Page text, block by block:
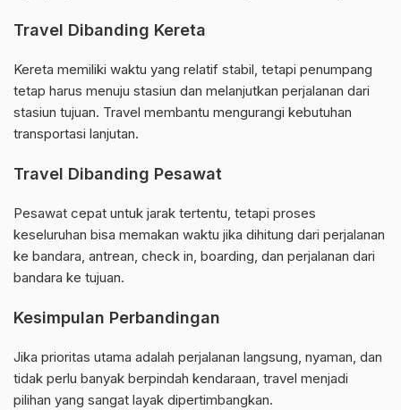
Travel Dibanding Kereta
Kereta memiliki waktu yang relatif stabil, tetapi penumpang
tetap harus menuju stasiun dan melanjutkan perjalanan dari
stasiun tujuan. Travel membantu mengurangi kebutuhan
transportasi lanjutan.
Travel Dibanding Pesawat
Pesawat cepat untuk jarak tertentu, tetapi proses
keseluruhan bisa memakan waktu jika dihitung dari perjalanan
ke bandara, antrean, check in, boarding, dan perjalanan dari
bandara ke tujuan.
Kesimpulan Perbandingan
Jika prioritas utama adalah perjalanan langsung, nyaman, dan
tidak perlu banyak berpindah kendaraan, travel menjadi
pilihan yang sangat layak dipertimbangkan.